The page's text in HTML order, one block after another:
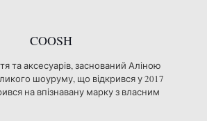
COOSH
та аксесуарів, заснований Аліною
шоуруму, що відкрився у 2017
на впізнавану марку з власним